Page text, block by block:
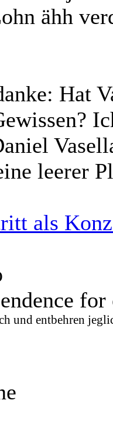
ähh
Hat
leerer
als
for
und entbehren